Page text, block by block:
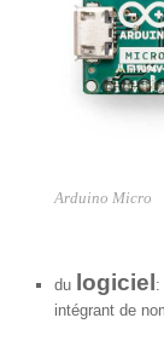
Exemples :
Arduino Micro
du logiciel :
intégrant de